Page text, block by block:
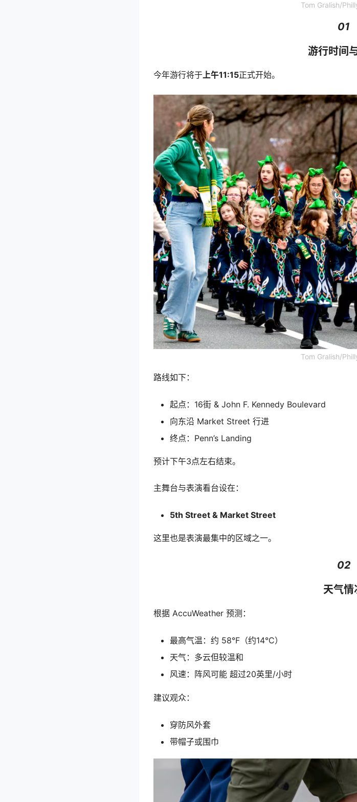
Tom Gralish/
01
游行时间
今年游行将于上午11:15正式开始。
Tom Gralish/
路线如下：
起点：16街 & John F. Kennedy Boulevard
向东沿 Market Street 行进
终点：Penn’s Landing
预计下午3点左右结束。
主舞台与表演看台设在：
5th Street & Market Street
这里也是表演最集中的区域之一。
02
天气情
根据 AccuWeather 预测：
最高气温：约 58°F（约14°C）
天气：多云但较温和
风速：阵风可能 超过20英里/小时
建议观众：
穿防风外套
带帽子或围巾